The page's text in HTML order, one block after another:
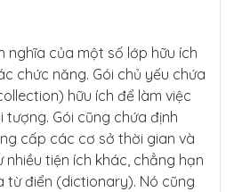
nghĩa của một số lớp hữu ích
chức năng. Gói chủ yếu chứa
hữu ích để làm việc
Gói cũng chứa định
cấp các cơ sở thời gian và
tiện ích khác, chẳng hạn
từ điển (dictionary). Nó cũng